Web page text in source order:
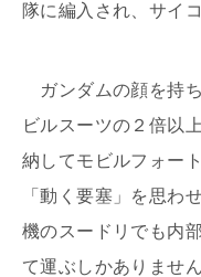
隊に編入され、サイ
ガンダムの顔を持
ビルスーツの２倍以
納してモビルフォー
「動く要塞」を思わ
機のスードリでも内
て運ぶしかありません